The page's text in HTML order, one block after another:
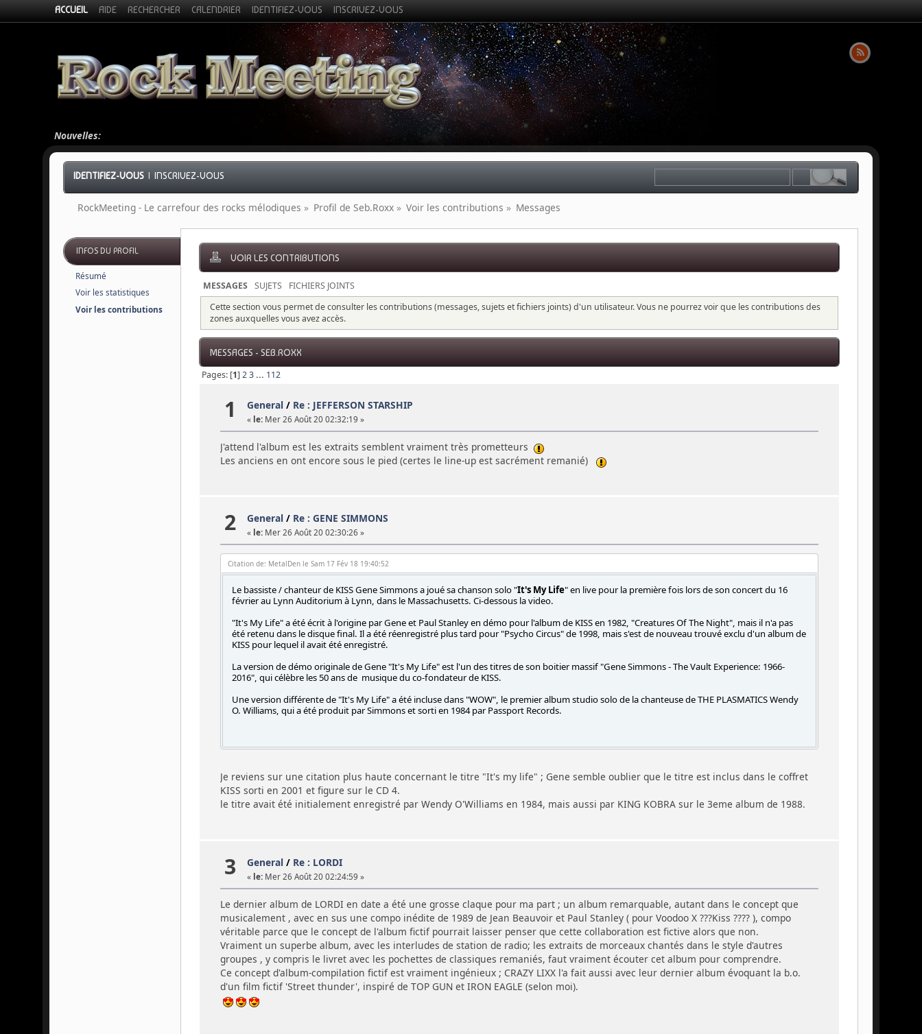
ACCUEIL AIDE RECHERCHER CALENDRIER IDENTIFIEZ-VOUS INSCRIVEZ-VOUS
Nouvelles:
IDENTIFIEZ-VOUS |INSCRIVEZ-VOUS
RockMeeting - Le carrefour des rocks mélodiques » Profil de Seb.Roxx » Voir les contributions » Messages
INFOS DU PROFIL
Résumé
Voir les statistiques
Voir les contributions
VOIR LES CONTRIBUTIONS
MESSAGES SUJETS
FICHIERS JOINTS
Cette section vous permet de consulter les contributions (messages, sujets et fichiers joints) d'un utilisateur. Vous ne pourrez voir que les contributions des
zones auxquelles vous avez accès.
MESSAGES - SEB.ROXX
Pages: [1] 23... 112
1 General/ Re : JEFFERSON STARSHIP
« le:Mer 26 Août 20 02:32:19 »
J'attend l'album est les extraits semblent vraiment très prometteurs
Les anciens en ont encore sous le pied (certes le line-up est sacrément remanié)
2 General/ Re : GENE SIMMONS
« le:Mer 26 Août 20 02:30:26 »
Citation de: MetalDen le Sam 17 Fév 18 19:40:52
Le bassiste / chanteur de KISS Gene Simmons a joué sa chanson solo "It's My Life" en live pour la première fois lors de son concert du 16
février au Lynn Auditorium à Lynn, dans le Massachusetts. Ci-dessous la video.
"It's My Life" a été écrit à l'origine par Gene et Paul Stanley en démo pour l'album de KISS en 1982, "Creatures Of The Night", mais il n'a pas
été retenu dans le disque final. Il a été réenregistré plus tard pour "Psycho Circus" de 1998, mais s'est de nouveau trouvé exclu d'un album de
KISS pour lequel il avait été enregistré.
La version de démo originale de Gene "It's My Life" est l'un des titres de son boitier massif "Gene Simmons - The Vault Experience: 1966-
2016", qui célèbre les 50 ans de musique du co-fondateur de KISS.
Une version différente de "It's My Life" a été incluse dans "WOW", le premier album studio solo de la chanteuse de THE PLASMATICS Wendy
O. Williams, qui a été produit par Simmons et sorti en 1984 par Passport Records.
Je reviens sur une citation plus haute concernant le titre "It's my life" ; Gene semble oublier que le titre est inclus dans le coffret
KISS sorti en 2001 et figure sur le CD 4.
le titre avait été initialement enregistré par Wendy O'Williams en 1984, mais aussi par KING KOBRA sur le 3eme album de 1988.
3 General/ Re : LORDI
« le:Mer 26 Août 20 02:24:59 »
Le dernier album de LORDI en date a été une grosse claque pour ma part ; un album remarquable, autant dans le concept que
musicalement , avec en sus une compo inédite de 1989 de Jean Beauvoir et Paul Stanley ( pour Voodoo X ???Kiss ???? ), compo
véritable parce que le concept de l'album fictif pourrait laisser penser que cette collaboration est fictive alors que non.
Vraiment un superbe album, avec les interludes de station de radio; les extraits de morceaux chantés dans le style d'autres
groupes , y compris le livret avec les pochettes de classiques remaniés, faut vraiment écouter cet album pour comprendre.
Ce concept d'album-compilation fictif est vraiment ingénieux ; CRAZY LIXX l'a fait aussi avec leur dernier album évoquant la b.o.
d'un film fictif 'Street thunder', inspiré de TOP GUN et IRON EAGLE (selon moi).